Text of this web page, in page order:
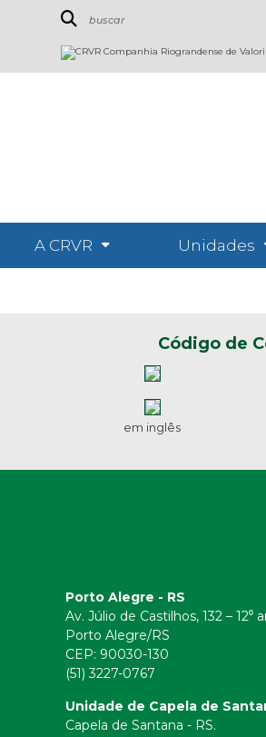
A CRVR Unidades
Código de
em inglês
Porto Alegre - RS
Av. Júlio de Castilhos, 132 – 12⁰
Porto Alegre/RS
CEP: 90030-130
(51) 3227-0767
Unidade de Capela de
Capela de Santana - RS.